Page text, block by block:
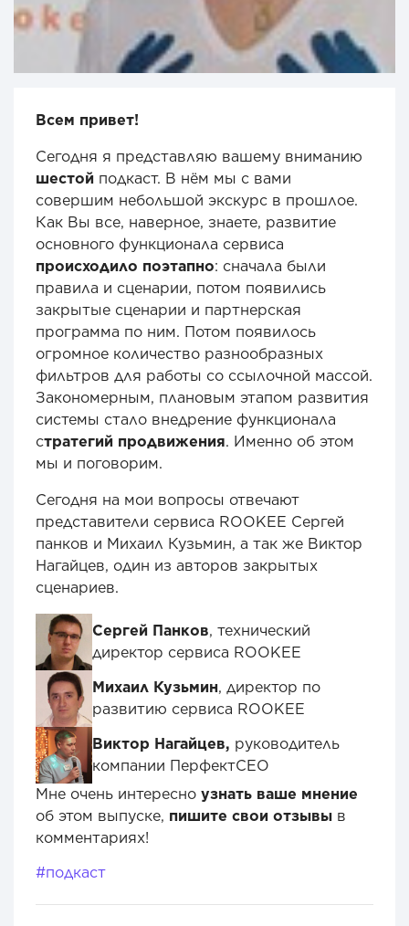
Всем привет!
Сегодня я представляю вашему вниманию
шестой подкаст. В нём мы с вами
совершим небольшой экскурс в прошлое.
Как Вы все, наверное, знаете, развитие
основного функционала сервиса
происходило поэтапно: сначала были
правила и сценарии, потом появились
закрытые сценарии и партнерская
программа по ним. Потом появилось
огромное количество разнообразных
фильтров для работы со ссылочной массой.
Закономерным, плановым этапом развития
системы стало внедрение функционала
стратегий продвижения. Именно об этом
мы и поговорим.
Сегодня на мои вопросы отвечают
представители сервиса ROOKEE Сергей
панков и Михаил Кузьмин, а так же Виктор
Нагайцев, один из авторов закрытых
сценариев.
Сергей Панков, технический
директор сервиса ROOKEE
Михаил Кузьмин, директор по
развитию сервиса ROOKEE
Виктор Нагайцев, руководитель
компании ПерфектСЕО
Мне очень интересно узнать ваше мнение
об этом выпуске, пишите свои отзывы в
комментариях!
#подкаст